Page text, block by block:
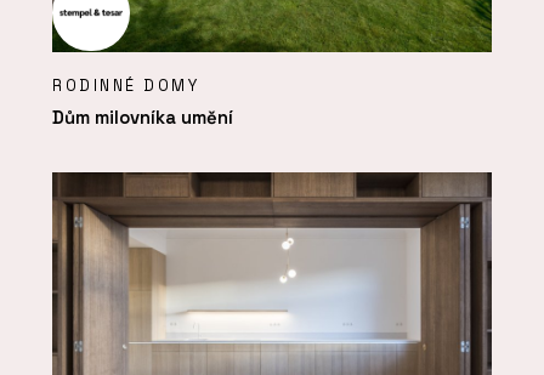
RODINNÉ DOMY
Dům milovníka umění